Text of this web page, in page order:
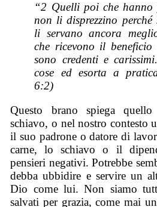
“2 Quelli poi che hanno
non li disprezzino
li servano ancora
che ricevono il
sono credenti e
cose ed esorta a
6:2)
Questo brano spiega
schiavo, o nel nostro contesto
il suo padrone o datore di
carne, lo schiavo o il
pensieri negativi. Potrebbe
debba ubbidire e servire un
Dio come lui. Non siamo
salvati per grazia, come mai